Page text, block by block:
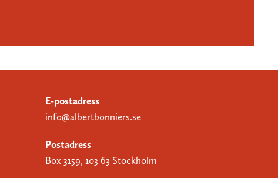
E-postadress
info@albertbonniers.se
Postadress
Box 3159, 103 63 Stockholm